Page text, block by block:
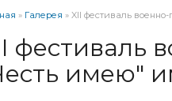
» Галерея » XII фестиваль военно-
фестиваль
имею"